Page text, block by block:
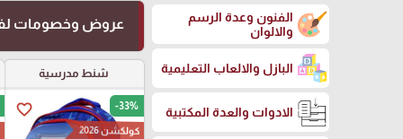
الفنون وعدة الرسم
والالوان
البازل والالعاب التعليمية
الادوات والعدة المكتبية
عروض وخصومات
شنط مدرسية
favorite_border -33%
كولكشن 2026